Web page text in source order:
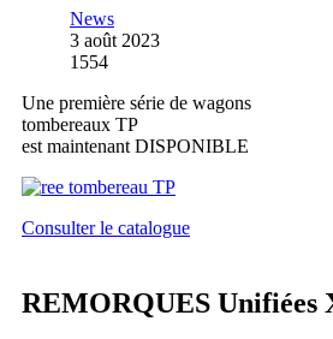
News
3 août 2023
1554
Une première série de wagons
tombereaux TP
est maintenant DISPONIBLE
Consulter le catalogue
REMORQUES Unifiées